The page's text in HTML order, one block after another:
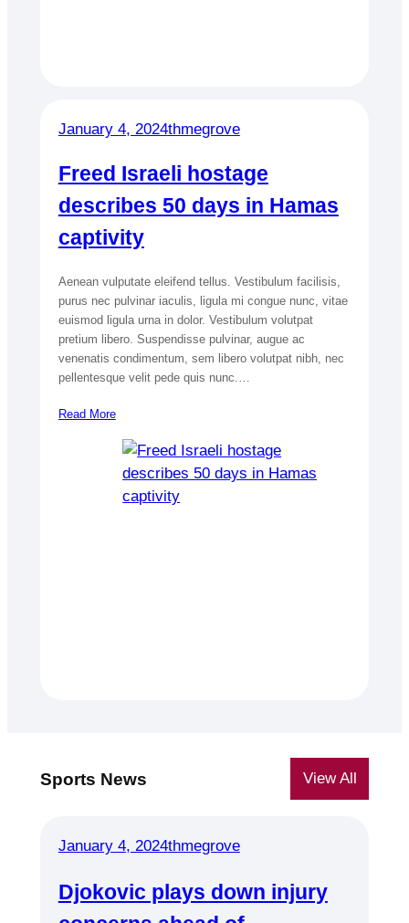
January 4, 2024thmegrove
Freed Israeli hostage
describes 50 days in Hamas
captivity
Aenean vulputate eleifend tellus. Vestibulum facilisis,
purus nec pulvinar iaculis, ligula mi congue nunc, vitae
euismod ligula urna in dolor. Vestibulum volutpat
pretium libero. Suspendisse pulvinar, augue ac
venenatis condimentum, sem libero volutpat nibh, nec
pellentesque velit pede quis nunc.…
Read More
Sports News View All
January 4, 2024thmegrove
Djokovic plays down injury